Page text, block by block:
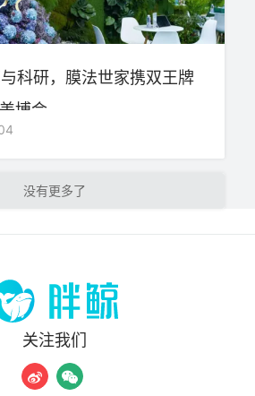
科研，膜法世家携双王牌
博会
加载更多
关注我们